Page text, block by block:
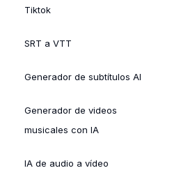
Tiktok
SRT a VTT
Generador de subtítulos AI
Generador de videos
musicales con IA
IA de audio a vídeo